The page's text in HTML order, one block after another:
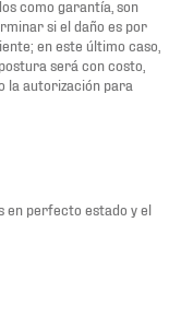
como garantía, son
si el daño es por
en este último caso,
será con costo,
la autorización para
en perfecto estado y el